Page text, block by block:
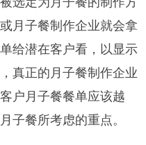
月子餐制作企业就会拿
给潜在客户看，以显示
真正的月子餐制作企业
户月子餐餐单应该越
子餐所考虑的重点。